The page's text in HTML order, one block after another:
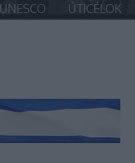
UNESCO ÚTICÉLOK